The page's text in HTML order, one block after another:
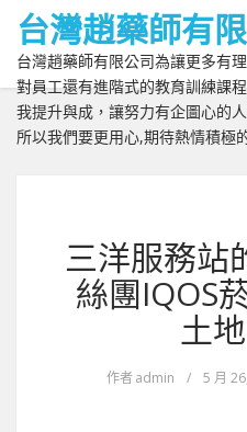
台灣趙藥師有
台灣趙藥師有限公司為讓更多有
對員工還有進階式的教育訓練課
我提升與成，讓努力有企圖心的
所以我們要更用心,期待熱情積極
三洋服務站
絲團IQOS
土
作者admin / 5 月